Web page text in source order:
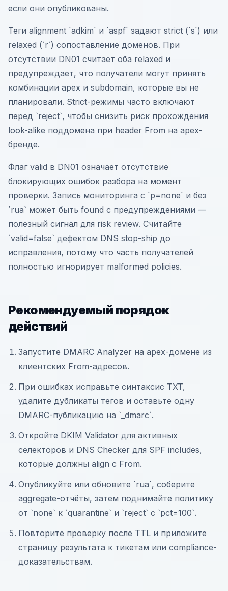
если они опубликованы.
Теги alignment `adkim` и `aspf` задают strict (`s`) или
relaxed (`r`) сопоставление доменов. При
отсутствии DN01 считает оба relaxed и
предупреждает, что получатели могут принять
комбинации apex и subdomain, которые вы не
планировали. Strict-режимы часто включают
перед `reject`, чтобы снизить риск прохождения
look-alike поддомена при header From на apex-
бренде.
Флаг valid в DN01 означает отсутствие
блокирующих ошибок разбора на момент
проверки. Запись мониторинга с `p=none` и без
`rua` может быть found с предупреждениями —
полезный сигнал для risk review. Считайте
`valid=false` дефектом DNS stop-ship до
исправления, потому что часть получателей
полностью игнорирует malformed policies.
Рекомендуемый порядок
действий
Запустите DMARC Analyzer на apex-домене из
клиентских From-адресов.
При ошибках исправьте синтаксис TXT,
удалите дубликаты тегов и оставьте одну
DMARC-публикацию на `_dmarc`.
Откройте DKIM Validator для активных
селекторов и DNS Checker для SPF includes,
которые должны align с From.
Опубликуйте или обновите `rua`, соберите
aggregate-отчёты, затем поднимайте политику
от `none` к `quarantine` и `reject` с `pct=100`.
Повторите проверку после TTL и приложите
страницу результата к тикетам или compliance-
доказательствам.